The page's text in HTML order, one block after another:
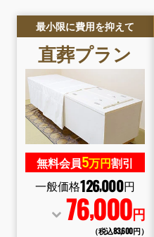
最小限に費用を抑えて
直葬プラン
無料会員5万円割引
一般価格126,000円
76,000円
（税込83,600円）